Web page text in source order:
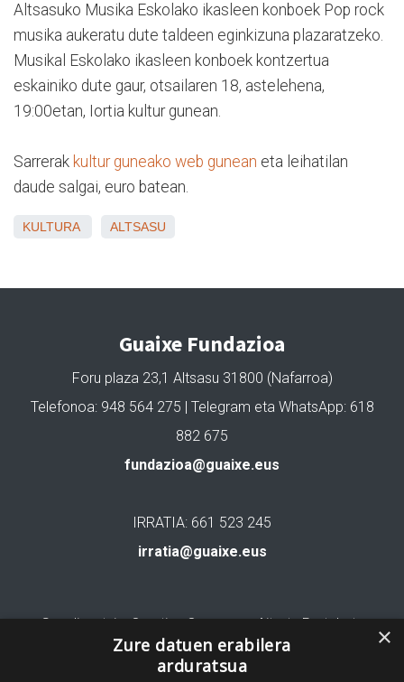
Altsasuko Musika Eskolako ikasleen konboek Pop rock
musika aukeratu dute taldeen eginkizuna plazaratzeko.
Musikal Eskolako ikasleen konboek kontzertua
eskainiko dute gaur, otsailaren 18, astelehena,
19:00etan, Iortia kultur gunean.
Sarrerak kultur guneako web gunean eta leihatilan
daude salgai, euro batean.
KULTURA ALTSASU
Guaixe Fundazioa
Foru plaza 23,1 Altsasu 31800 (Nafarroa)
Telefonoa: 948 564 275 | Telegram eta WhatsApp: 618
882 675
fundazioa@guaixe.eus
IRRATIA: 661 523 245
irratia@guaixe.eus
Gure lizentzia: Creative Commons Aitortu Partekatu
Codesyntaxek garatua
×
Zure datuen erabilera
arduratsua